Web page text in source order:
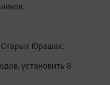
Старых Юрашах;
установить 8